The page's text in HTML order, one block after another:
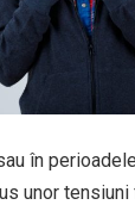
în
unor